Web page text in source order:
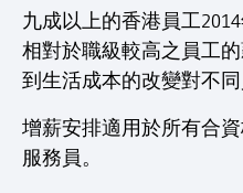
九成以上的香港員工
相對於職級較高之員工
到生活成本的改變對不同
增薪安排適用於所有合
服務員。